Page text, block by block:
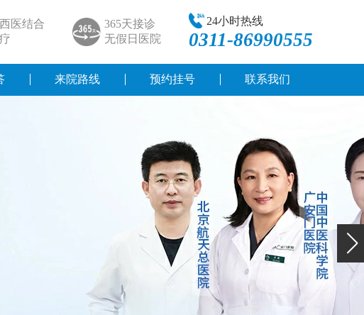
医结合
365天接诊
无假日医院
24小时热线
0311-86990555
来院路线 预约挂号 联系我们